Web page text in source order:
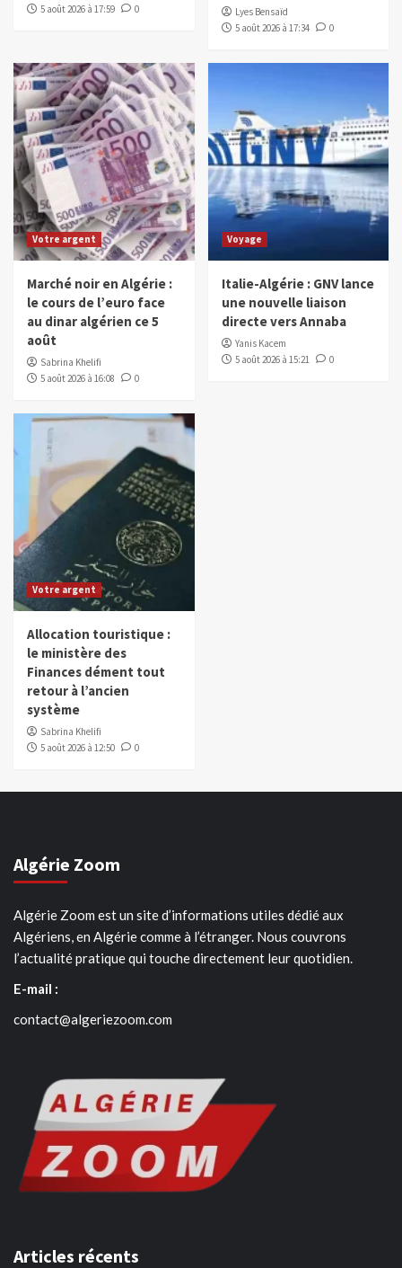
5 août 2026 à 17:59
0
Lyes Bensaïd
5 août 2026 à 17:34
0
Votre argent
Marché noir en Algérie :
le cours de l’euro face
au dinar algérien ce 5
août
Sabrina Khelifi
5 août 2026 à 16:08
0
Voyage
Italie-Algérie : GNV lance
une nouvelle liaison
directe vers Annaba
Yanis Kacem
5 août 2026 à 15:21
0
Votre argent
Allocation touristique :
le ministère des
Finances dément tout
retour à l’ancien
système
Sabrina Khelifi
5 août 2026 à 12:50
0
Algérie Zoom
Algérie Zoom est un site d’informations utiles dédié aux
Algériens, en Algérie comme à l’étranger. Nous couvrons
l’actualité pratique qui touche directement leur quotidien.
E-mail :
contact@algeriezoom.com
Articles récents